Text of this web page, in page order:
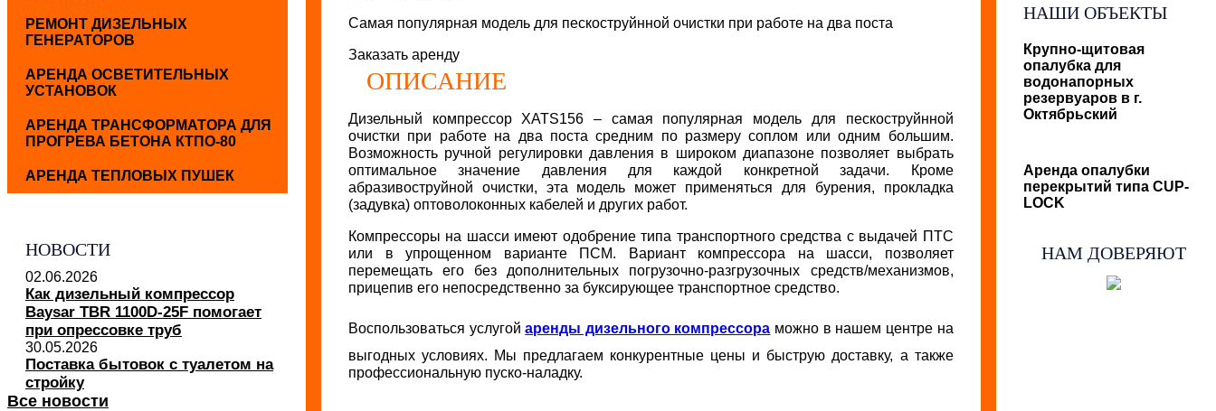
Самая популярная модель для пескоструйнной очистки при работе на два поста
Заказать аренду
ОПИСАНИЕ
Дизельный компрессор XATS156 – самая популярная модель для пескоструйнной
очистки при работе на два поста средним по размеру соплом или одним большим.
Возможность ручной регулировки давления в широком диапазоне позволяет выбрать
оптимальное значение давления для каждой конкретной задачи. Кроме
абразивоструйной очистки, эта модель может применяться для бурения, прокладка
(задувка) оптоволоконных кабелей и других работ.
Компрессоры на шасси имеют одобрение типа транспортного средства с выдачей ПТС
или в упрощенном варианте ПСМ. Вариант компрессора на шасси, позволяет
перемещать его без дополнительных погрузочно-разгрузочных средств/механизмов,
прицепив его непосредственно за буксирующее транспортное средство.
Воспользоваться услугойаренды дизельного компрессора можно в нашем центре на
выгодных условиях. Мы предлагаем конкурентные цены и быструю доставку, а также
профессиональную пуско-наладку.
НАШИ ОБЪЕКТЫ
Крупно-щитовая
опалубка для
водонапорных
резервуаров в г.
Октябрьский
Аренда опалубки
перекрытий типа CUP-
LOCK
НАМ ДОВЕРЯЮТ
РЕМОНТ ДИЗЕЛЬНЫХ
ГЕНЕРАТОРОВ
АРЕНДА ОСВЕТИТЕЛЬНЫХ
УСТАНОВОК
АРЕНДА ТРАНСФОРМАТОРА ДЛЯ
ПРОГРЕВА БЕТОНА КТПО-80
АРЕНДА ТЕПЛОВЫХ ПУШЕК
НОВОСТИ
02.06.2026
Как дизельный компрессор
Baysar TBR 1100D-25F помогает
при опрессовке труб
30.05.2026
Поставка бытовок с туалетом на
стройку
Все новости